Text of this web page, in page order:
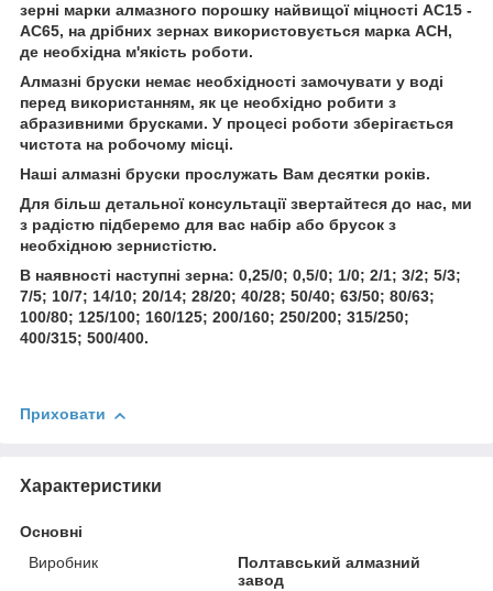
зерні марки алмазного порошку найвищої міцності АС15 -
АС65, на дрібних зернах використовується марка АСН,
де необхідна м'якість роботи.
Алмазні бруски немає необхідності замочувати у воді
перед використанням, як це необхідно робити з
абразивними брусками. У процесі роботи зберігається
чистота на робочому місці.
Наші алмазні бруски прослужать Вам десятки років.
Для більш детальної консультації звертайтеся до нас, ми
з радістю підберемо для вас набір або брусок з
необхідною зернистістю.
В наявності наступні зерна: 0,25/0; 0,5/0; 1/0; 2/1; 3/2; 5/3;
7/5; 10/7; 14/10; 20/14; 28/20; 40/28; 50/40; 63/50; 80/63;
100/80; 125/100; 160/125; 200/160; 250/200; 315/250;
400/315; 500/400.
Приховати
Характеристики
Основні
Виробник
Полтавський алмазний
завод